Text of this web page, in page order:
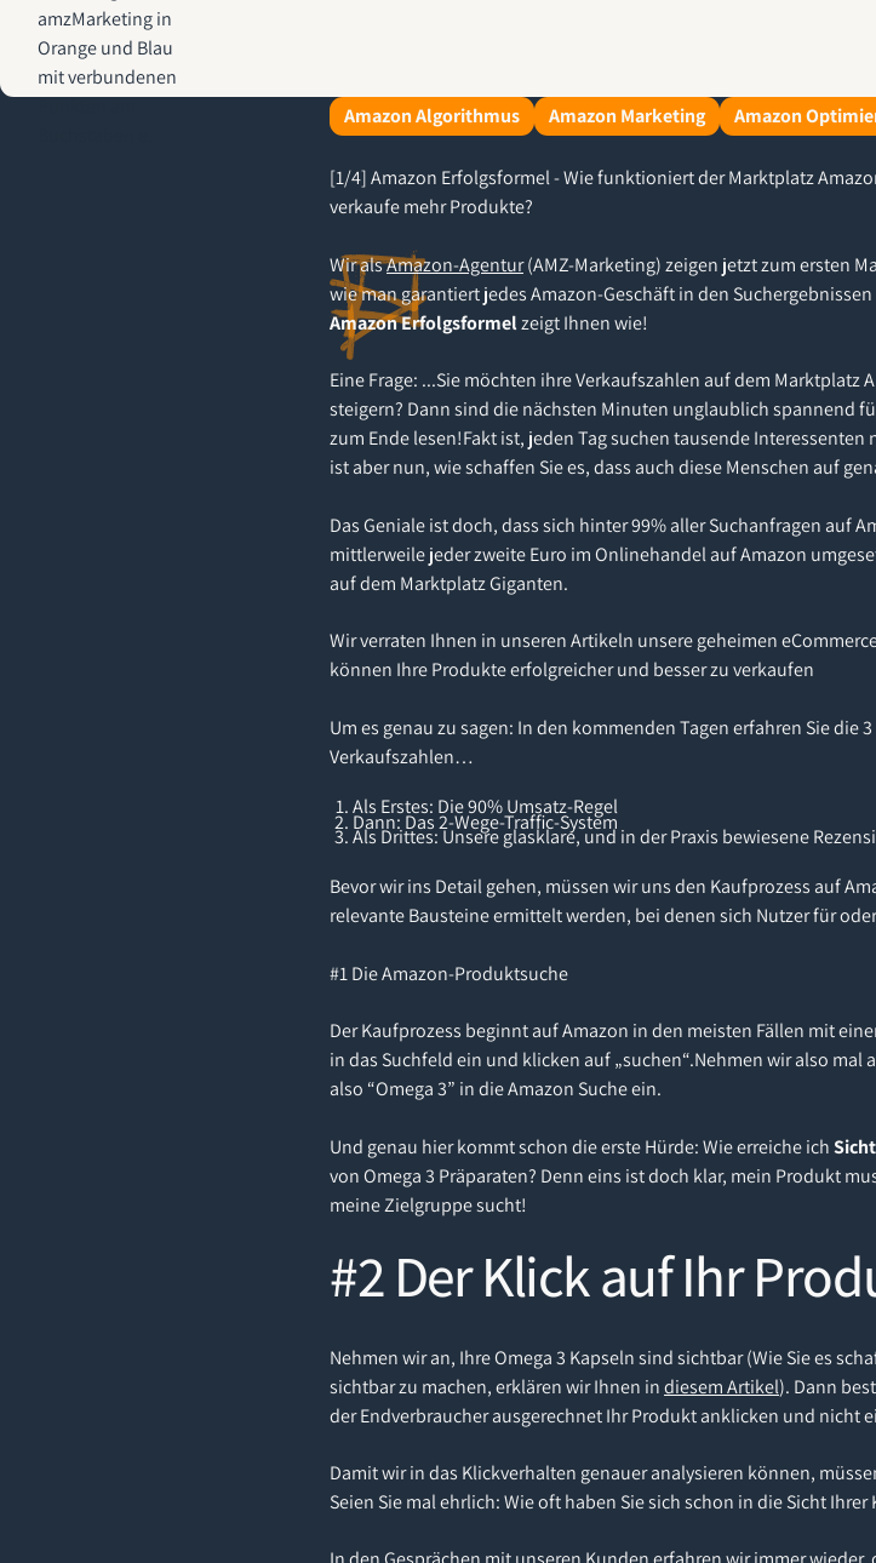
AMZ-Marketing.de - Amazon Agentur für profitables Wachstum
Amazon Algorithmus Amazon Marketing Amazon
[1/4] Amazon Erfolgsformel - Wie funktioniert der Marktplatz
verkaufe mehr Produkte?
Wir alsAmazon-Agentur(AMZ-Marketing) zeigen jetzt zum ersten
wie man garantiert jedes Amazon-Geschäft in den
Amazon Erfolgsformelzeigt Ihnen wie!
Eine Frage: ...Sie möchten ihre Verkaufszahlen auf dem
steigern? Dann sind die nächsten Minuten unglaublich spannend
zum Ende lesen!Fakt ist, jeden Tag suchen tausende
ist aber nun, wie schaffen Sie es, dass auch diese Menschen auf
Das Geniale ist doch, dass sich hinter 99% aller Suchanfragen auf
mittlerweile jeder zweite Euro im Onlinehandel auf Amazon
auf dem Marktplatz Giganten.
Wir verraten Ihnen in unseren Artikeln unsere geheimen
können Ihre Produkte erfolgreicher und besser zu verkaufen
Um es genau zu sagen: In den kommenden Tagen erfahren Sie die
Verkaufszahlen…
Als Erstes: Die 90% Umsatz-Regel
Dann: Das 2-Wege-Traffic-System
Als Drittes: Unsere glasklare, und in der Praxis bewiesene
Bevor wir ins Detail gehen, müssen wir uns den Kaufprozess auf
relevante Bausteine ermittelt werden, bei denen sich Nutzer für
#1 Die Amazon-Produktsuche
Der Kaufprozess beginnt auf Amazon in den meisten Fällen mit
in das Suchfeld ein und klicken auf „suchen“.Nehmen wir also mal
also “Omega 3” in die Amazon Suche ein.
Und genau hier kommt schon die erste Hürde: Wie erreiche ich
von Omega 3 Präparaten? Denn eins ist doch klar, mein Produkt
meine Zielgruppe sucht!
#2 Der Klick auf Ihr
Nehmen wir an, Ihre Omega 3 Kapseln sind sichtbar (Wie Sie es
sichtbar zu machen, erklären wir Ihnen indiesem Artikel). Dann
der Endverbraucher ausgerechnet Ihr Produkt anklicken und nicht
Damit wir in das Klickverhalten genauer analysieren können,
Seien Sie mal ehrlich: Wie oft haben Sie sich schon in die Sicht Ihrer